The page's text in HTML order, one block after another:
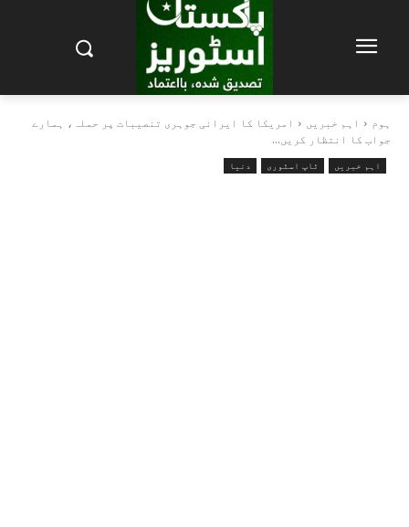
ہوم اہم خبریں
امریکا کا ایرانی جوہری تنصیبات پر حملہ، ہمارے
جواب کا انتظار کریں...
اہم خبریں ٹاپ اسٹوری دنیا